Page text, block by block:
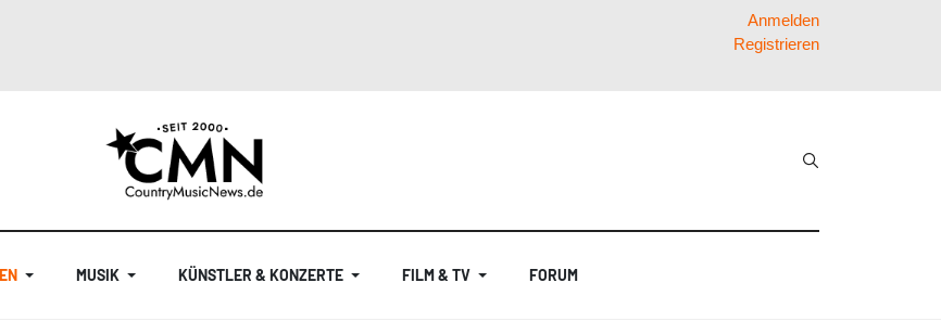
Anmelden
Registrieren
MUSIK KÜNSTLER & KONZERTE FILM & TV FORUM